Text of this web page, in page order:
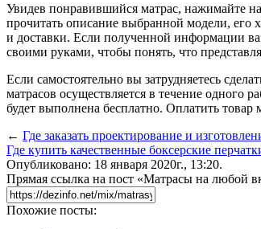
Увидев понравившийся матрас, нажимайте
прочитать описание выбранной модели, его
и доставки. Если полученной информации
своими руками, чтобы понять, что
Если самостоятельно вы затрудняетесь
матрасов осуществляется в течение одного
будет выполнена бесплатно. Оплатить
← Где заказать проектирование и
Где купить качественные боксерские
Опубликовано: 18 января 2020г., 13:20.
Прямая ссылка на пост «Матрасы на любой
Похожие посты: